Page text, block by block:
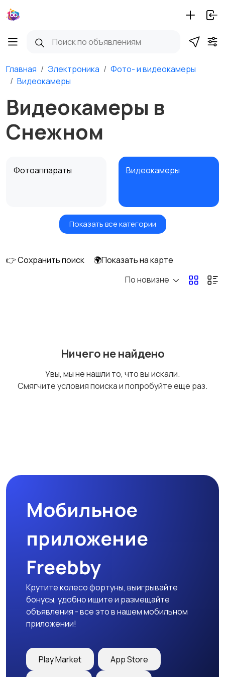
Главная Электроника
Фото- и видеокамеры
Видеокамеры
Видеокамеры в
Снежном
Фотоаппараты Видеокамеры
Видеонаблюдение Объективы
Аксессуары
стабилизаторы
оборудование
Показать все категории
👉 Сохранить поиск
🌍Показать на карте
По новизне
Ничего не найдено
Увы, мы не нашли то, что вы искали.
Смягчите условия поиска и попробуйте еще раз.
Мобильное
приложение
Freebby
Крутите колесо фортуны, выигрывайте
бонусы, удобно ищите и размещайте
объявления - все это в нашем мобильном
приложении!
Play Market App Store